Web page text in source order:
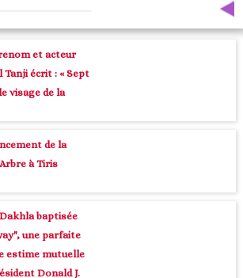
et acteur
Tanji écrit : « Sept
visage de la
de la
à Tiris
baptisée
une parfaite
estime mutuelle
Donald J.